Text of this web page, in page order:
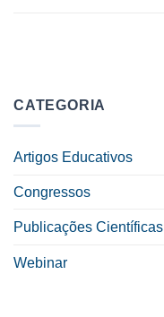
CATEGORIA
Artigos Educativos
Congressos
Publicações Científicas
Webinar